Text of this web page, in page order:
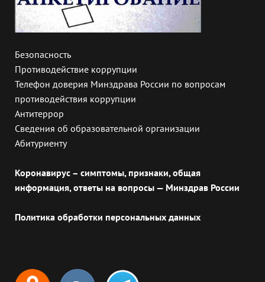
Безопасность
Противодействие коррупции
Телефон доверия Минздрава России по вопросам
противодействия коррупции
Антитеррор
Сведения об образовательной организации
Абитуриенту
Коронавирус – симптомы, признаки, общая
информация, ответы на вопросы — Минздрав России
Политика обработки персональных данных